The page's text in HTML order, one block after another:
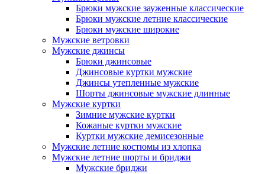
Брюки мужские зауженные классические
Брюки мужские летние классические
Брюки мужские широкие
Мужские ветровки
Мужские джинсы
Брюки джинсовые
Джинсовые куртки мужские
Джинсы утепленные мужские
Шорты джинсовые мужские длинные
Мужские куртки
Зимние мужские куртки
Кожаные куртки мужские
Куртки мужские демисезонные
Мужские летние костюмы из хлопка
Мужские летние шорты и бриджи
Мужские бриджи